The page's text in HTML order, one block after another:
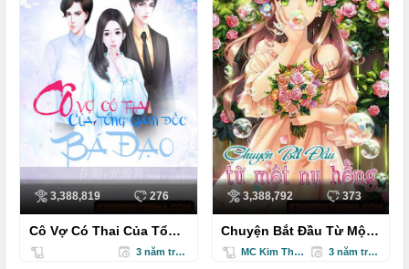
3,388,819 276
Cô Vợ Có Thai Của Tổng
Giám Đốc - Truyện Ngôn
Tình Ngắn
3 năm trước
3,388,792 373
Chuyện Bắt Đầu Từ Một
Nụ Hồng
MC Kim Thanh 3 năm trước